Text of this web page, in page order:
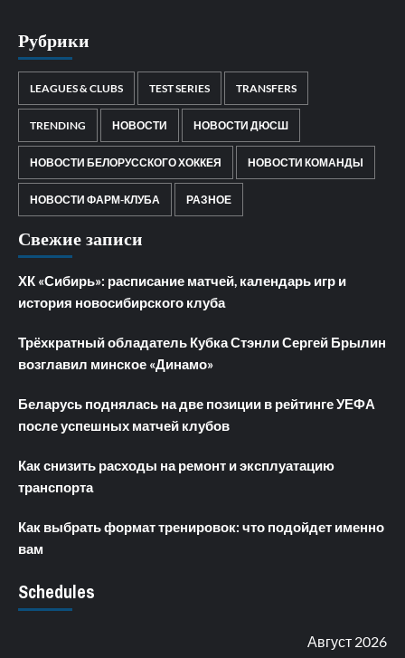
Рубрики
LEAGUES & CLUBS TEST SERIES TRANSFERS
TRENDING НОВОСТИ НОВОСТИ ДЮСШ
НОВОСТИ БЕЛОРУССКОГО ХОККЕЯ НОВОСТИ КОМАНДЫ
НОВОСТИ ФАРМ-КЛУБА РАЗНОЕ
Свежие записи
ХК «Сибирь»: расписание матчей, календарь игр и
история новосибирского клуба
Трёхкратный обладатель Кубка Стэнли Сергей Брылин
возглавил минское «Динамо»
Беларусь поднялась на две позиции в рейтинге УЕФА
после успешных матчей клубов
Как снизить расходы на ремонт и эксплуатацию
транспорта
Как выбрать формат тренировок: что подойдет именно
вам
Schedules
Август 2026